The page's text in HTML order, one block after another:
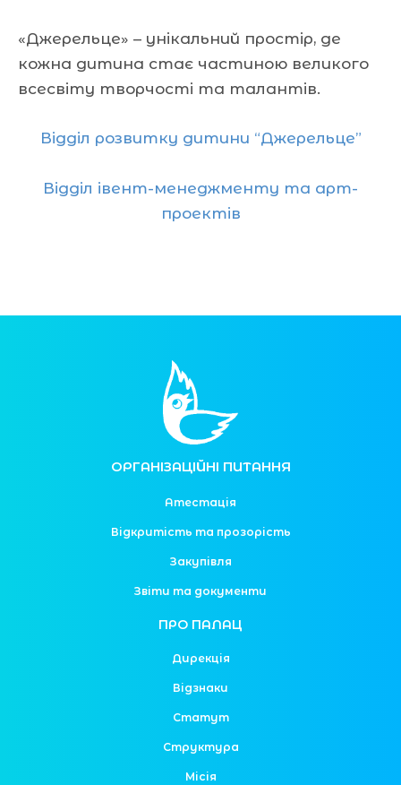
«Джерельце» – унікальний простір, де
кожна дитина стає частиною великого
всесвіту творчості та талантів.
Відділ розвитку дитини “Джерельце”
Відділ івент-менеджменту та арт-
проектів
ОРГАНІЗАЦІЙНІ ПИТАННЯ
Атестація
Відкритість та прозорість
Закупівля
Звіти та документи
ПРО ПАЛАЦ
Дирекція
Відзнаки
Статут
Структура
Місія